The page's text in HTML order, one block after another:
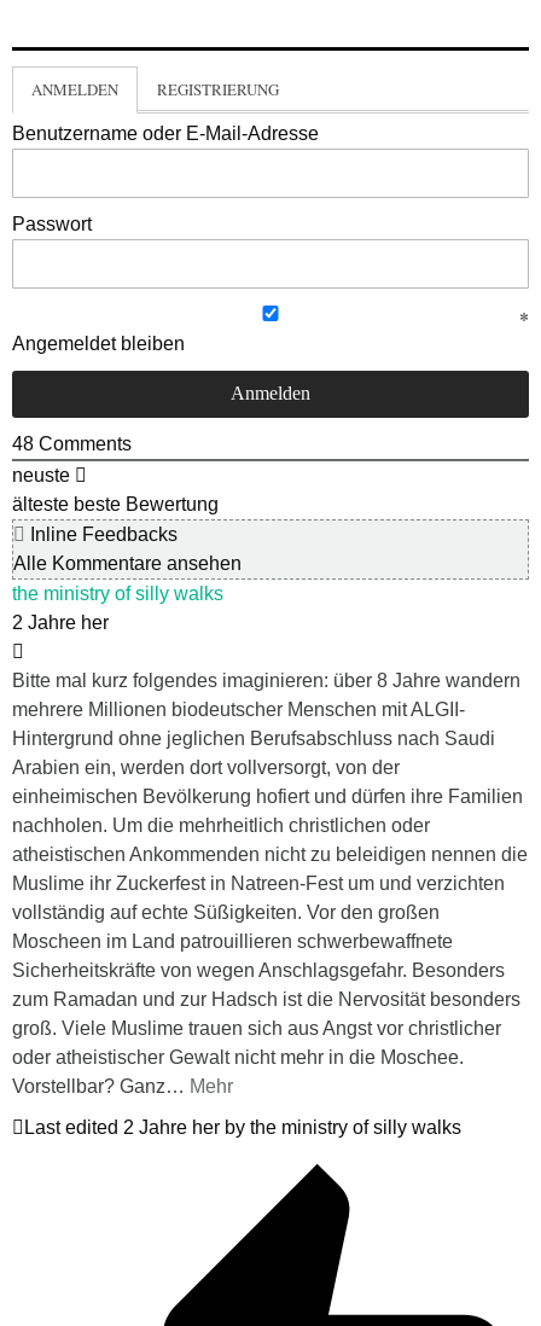
ANMELDEN REGISTRIERUNG
Benutzername oder E-Mail-Adresse
Passwort
Angemeldet bleiben
48 Comments
neuste
älteste beste Bewertung
Inline Feedbacks
Alle Kommentare ansehen
the ministry of silly walks
2 Jahre her
Bitte mal kurz folgendes imaginieren: über 8 Jahre wandern
mehrere Millionen biodeutscher Menschen mit ALGII-
Hintergrund ohne jeglichen Berufsabschluss nach Saudi
Arabien ein, werden dort vollversorgt, von der
einheimischen Bevölkerung hofiert und dürfen ihre Familien
nachholen. Um die mehrheitlich christlichen oder
atheistischen Ankommenden nicht zu beleidigen nennen die
Muslime ihr Zuckerfest in Natreen-Fest um und verzichten
vollständig auf echte Süßigkeiten. Vor den großen
Moscheen im Land patrouillieren schwerbewaffnete
Sicherheitskräfte von wegen Anschlagsgefahr. Besonders
zum Ramadan und zur Hadsch ist die Nervosität besonders
groß. Viele Muslime trauen sich aus Angst vor christlicher
oder atheistischer Gewalt nicht mehr in die Moschee.
Vorstellbar? Ganz… Mehr
Last edited 2 Jahre her by the ministry of silly walks